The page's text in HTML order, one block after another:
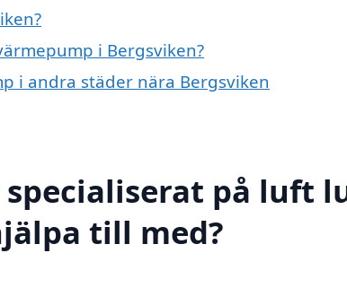
i Bergsviken?
i andra städer nära Bergsviken
på luft
till med?